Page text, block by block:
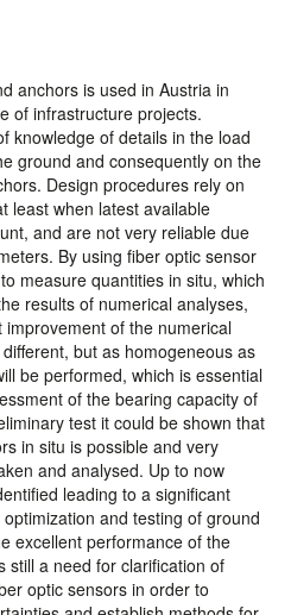
anchors is used in Austria in
of infrastructure projects.
knowledge of details in the load
ground and consequently on the
Design procedures rely on
least when latest available
and are not very reliable due
By using fiber optic sensor
measure quantities in situ, which
results of numerical analyses,
of the numerical
but as homogeneous as
be performed, which is essential
of the bearing capacity of
test it could be shown that
in situ is possible and very
and analysed. Up to now
leading to a significant
and testing of ground
excellent performance of the
still a need for clarification of
optic sensors in order to